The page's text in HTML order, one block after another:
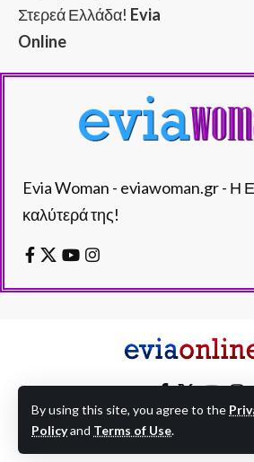
By using this site, you agree to the
Policyand Terms of Use.
Στερεά Ελλάδα! Evia
Online
Evia Woman - eviawoman.gr - Η
καλύτερά της!
EVIAONLINE © eviaonline.gr - All